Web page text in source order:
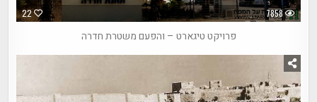
22 7858
פרויקט טיגארט – והפעם משטרת חדרה